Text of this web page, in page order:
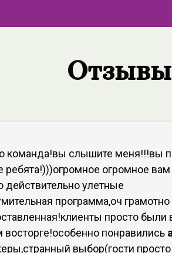
команда!вы слышите меня!!!вы
огромное вам
улетные
программа,оч грамотно
просто были
понравились
выбор(гости